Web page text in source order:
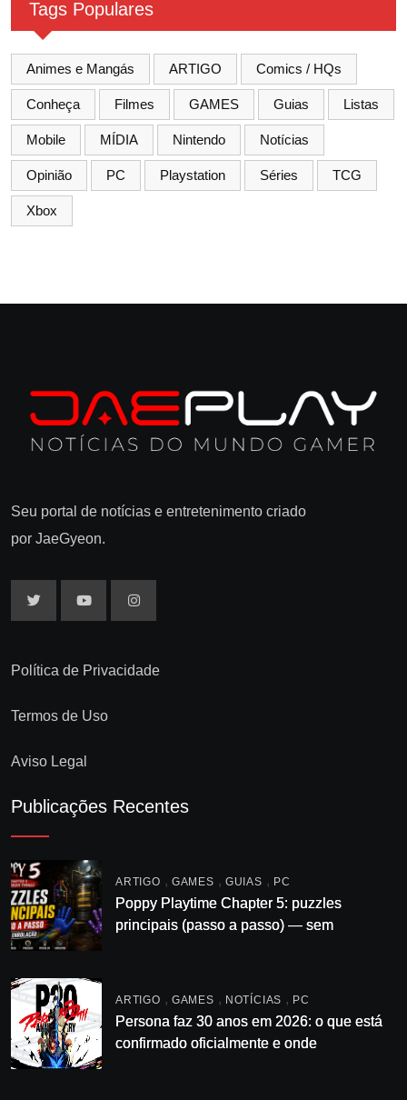
Tags Populares
Animes e Mangás ARTIGO Comics / HQs
Conheça Filmes GAMES Guias Listas
Mobile MÍDIA Nintendo Notícias
Opinião PC Playstation Séries TCG
Xbox
Seu portal de notícias e entretenimento criado
por JaeGyeon.
Política de Privacidade
Termos de Uso
Aviso Legal
Publicações Recentes
ARTIGO , GAMES , GUIAS , PC
Poppy Playtime Chapter 5: puzzles
principais (passo a passo) — sem
ARTIGO , GAMES , NOTÍCIAS , PC
Persona faz 30 anos em 2026: o que está
confirmado oficialmente e onde